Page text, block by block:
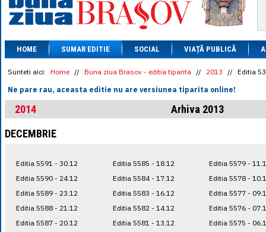
1 AED= 1.1933
1 AUD= 2.7957
1 BGN= 2.5449
1 CAD= 3.1559
1 CHF= 5.2813
1 CNY = 0.6015
1 DKK= 0.6668
1 EGP= 0.0860
1 HUF= 1.2223
1 MXN= 0.2227
1 NOK= 0.4191
1 RSD= 0.0425
1 RUB= 0.0530
HOME SUMAR EDITIE SOCIAL VIAȚĂ PUBLICĂ
Sunteti aici: Home // Buna ziua Brasov - editia tiparita // 2013 // Editia
Ne pare rau, aceasta editie nu are versiunea tiparita online!
2014
Arhiva 2013
DECEMBRIE
Editia 5591 - 30.12
Editia 5590 - 24.12
Editia 5589 - 23.12
Editia 5588 - 21.12
Editia 5587 - 20.12
Editia 5585 - 18.12
Editia 5584 - 17.12
Editia 5583 - 16.12
Editia 5582 - 14.12
Editia 5581 - 13.12
Editia 5579 -
Editia 5578 -
Editia 5577 -
Editia 5576 -
Editia 5575 -